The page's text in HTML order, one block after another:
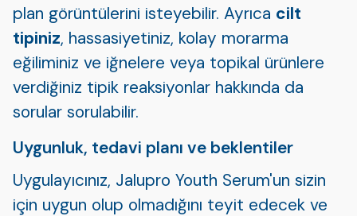
plan görüntülerini isteyebilir. Ayrıca cilt
tipiniz, hassasiyetiniz, kolay morarma
eğiliminiz ve iğnelere veya topikal ürünlere
verdiğiniz tipik reaksiyonlar hakkında da
sorular sorulabilir.
Uygunluk, tedavi planı ve beklentiler
Uygulayıcınız, Jalupro Youth Serum'un sizin
için uygun olup olmadığını teyit edecek ve